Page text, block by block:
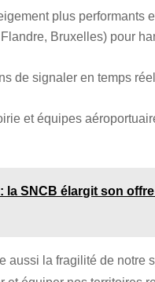
plus performants
Bruxelles) pour
de signaler en temps
et équipes
SNCB élargit son
aussi la fragilité de notre